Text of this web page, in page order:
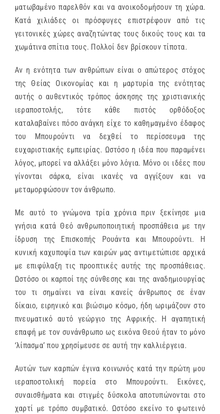
ματωβαμένο παρελθόν και να ανοικοδομήσουν τη χώρα.
Κατά χιλιάδες οι πρόσφυγες επιστρέφουν από τις
γειτονικές χώρες αναζητώντας τους δικούς τους και τα
χωμάτινα σπίτια τους. Πολλοί δεν βρίσκουν τίποτα.
Αν η ενότητα των ανθρώπων είναι ο απώτερος στόχος
της Θείας Οικονομίας και η μαρτυρία της ενότητας
αυτής ο αυθεντικός τρόπος άσκησης της χριστιανικής
ιεραποστολής, τότε κάθε πιστός ορθόδοξος
καταλαβαίνει πόσο ανάγκη είχε το καθημαγμένο έδαφος
του Μπουρούντι να δεχθεί το περίσσευμα της
ευχαριστιακής εμπειρίας. Ωστόσο η ιδέα που παραμένει
λόγος, μπορεί να αλλάξει μόνο λόγια. Μόνο οι ιδέες που
γίνονται σάρκα, είναι ικανές να αγγίξουν και να
μεταμορφώσουν τον άνθρωπο.
Με αυτό το γνώμονα τρία χρόνια πριν ξεκίνησε μια
γνήσια κατά Θεό ανθρωποποιητική προσπάθεια με την
ίδρυση της Επισκοπής Ρουάντα και Μπουρούντι. Η
κυνική καχυποψία των καιρών μας αντιμετώπισε αρχικά
με επιφύλαξη τις προοπτικές αυτής της προσπάθειας.
Ωστόσο οι καρποί της σύνθεσης και της αναδημιουργίας
του τι σημαίνει να είναι κανείς άνθρωπος σε έναν
δίκαιο, ειρηνικό και βιώσιμο κόσμο, ήδη ωριμάζουν στο
πνευματικό αυτό γεώργιο της Αφρικής. Η αγαπητική
επαφή με τον συνάνθρωπο ως εικόνα Θεού ήταν το μόνο
‘λίπασμα’ που χρησίμευσε σε αυτή την καλλιέργεια.
Αυτών των καρπών έγινα κοινωνός κατά την πρώτη μου
ιεραποστολική πορεία στο Μπουρούντι. Εικόνες,
συναισθήματα και στιγμές δύσκολα αποτυπώνονται στο
χαρτί με τρόπο συμβατικό. Ωστόσο εκείνο το φωτεινό